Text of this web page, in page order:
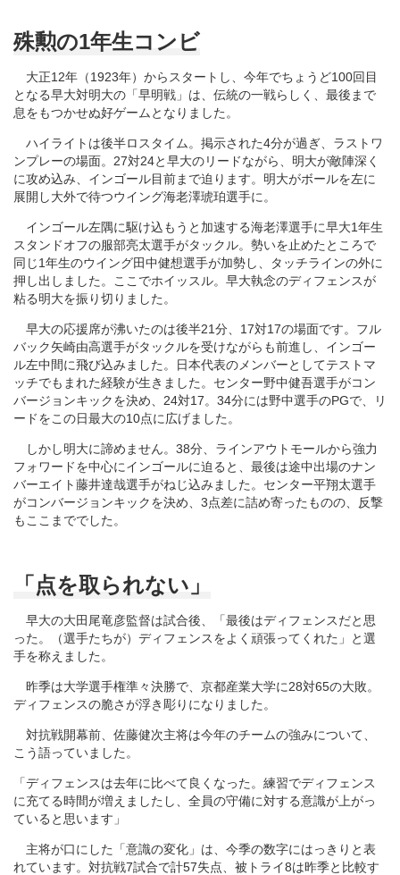
殊勲の1年生コンビ
大正12年（1923年）からスタートし、今年でちょうど100回目
となる早大対明大の「早明戦」は、伝統の一戦らしく、最後まで
息をもつかせぬ好ゲームとなりました。
ハイライトは後半ロスタイム。掲示された4分が過ぎ、ラストワ
ンプレーの場面。27対24と早大のリードながら、明大が敵陣深く
に攻め込み、インゴール目前まで迫ります。明大がボールを左に
展開し大外で待つウイング海老澤琥珀選手に。
インゴール左隅に駆け込もうと加速する海老澤選手に早大1年生
スタンドオフの服部亮太選手がタックル。勢いを止めたところで
同じ1年生のウイング田中健想選手が加勢し、タッチラインの外に
押し出しました。ここでホイッスル。早大執念のディフェンスが
粘る明大を振り切りました。
早大の応援席が沸いたのは後半21分、17対17の場面です。フル
バック矢崎由高選手がタックルを受けながらも前進し、インゴー
ル左中間に飛び込みました。日本代表のメンバーとしてテストマ
ッチでもまれた経験が生きました。センター野中健吾選手がコン
バージョンキックを決め、24対17。34分には野中選手のPGで、リ
ードをこの日最大の10点に広げました。
しかし明大に諦めません。38分、ラインアウトモールから強力
フォワードを中心にインゴールに迫ると、最後は途中出場のナン
バーエイト藤井達哉選手がねじ込みました。センター平翔太選手
がコンバージョンキックを決め、3点差に詰め寄ったものの、反撃
もここまででした。
「点を取られない」
早大の大田尾竜彦監督は試合後、「最後はディフェンスだと思
った。（選手たちが）ディフェンスをよく頑張ってくれた」と選
手を称えました。
昨季は大学選手権準々決勝で、京都産業大学に28対65の大敗。
ディフェンスの脆さが浮き彫りになりました。
対抗戦開幕前、佐藤健次主将は今年のチームの強みについて、
こう語っていました。
「ディフェンスは去年に比べて良くなった。練習でディフェンス
に充てる時間が増えましたし、全員の守備に対する意識が上がっ
ていると思います」
主将が口にした「意識の変化」は、今季の数字にはっきりと表
れています。対抗戦7試合で計57失点、被トライ8は昨季と比較す